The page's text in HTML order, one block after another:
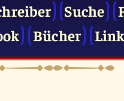
Suche
Bücher